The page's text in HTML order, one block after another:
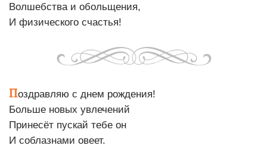
Волшебства и обольщения,
И физического счастья!
Поздравляю с днем рождения!
Больше новых увлечений
Принесёт пускай тебе он
И соблазнами овеет.